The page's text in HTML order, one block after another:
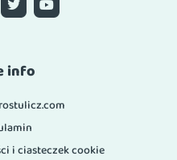
info
i ciasteczek cookie